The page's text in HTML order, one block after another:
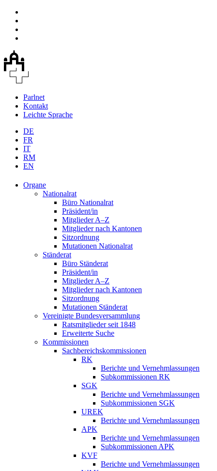
Parlnet
Kontakt
Leichte Sprache
DE
FR
IT
RM
EN
Organe
Nationalrat
Büro Nationalrat
Präsident/in
Mitglieder A–Z
Mitglieder nach Kantonen
Sitzordnung
Mutationen Nationalrat
Ständerat
Büro Ständerat
Präsident/in
Mitglieder A–Z
Mitglieder nach Kantonen
Sitzordnung
Mutationen Ständerat
Vereinigte Bundesversammlung
Ratsmitglieder seit 1848
Erweiterte Suche
Kommissionen
Sachbereichskommissionen
RK
Berichte und Vernehmlassungen
Subkommissionen RK
SGK
Berichte und Vernehmlassungen
Subkommissionen SGK
UREK
Berichte und Vernehmlassungen
APK
Berichte und Vernehmlassungen
Subkommissionen APK
KVF
Berichte und Vernehmlassungen